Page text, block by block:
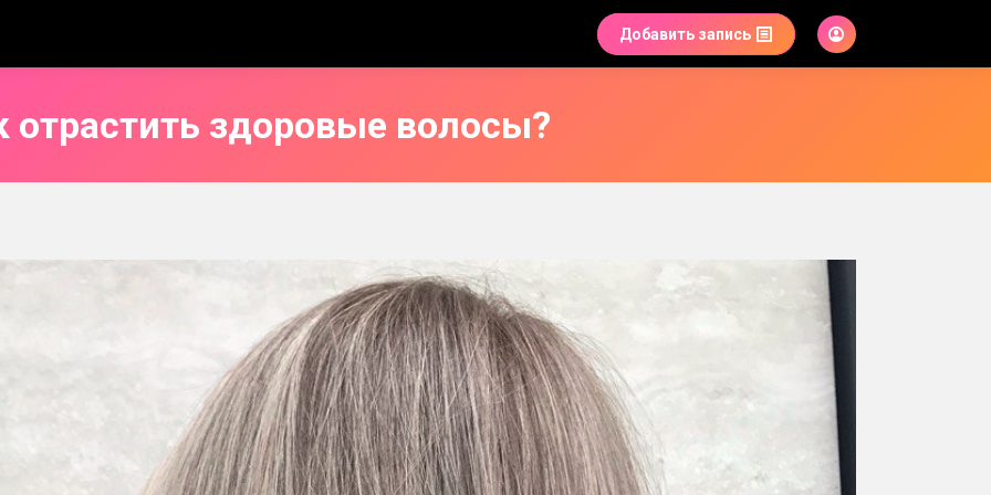
Добавить запись
отрастить здоровые волосы?